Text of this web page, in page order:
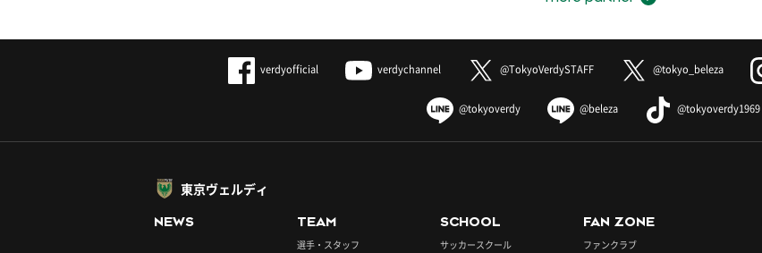
verdyofficial verdychannel @TokyoVerdySTAFF @tokyo_beleza
@tokyoverdy @beleza @tokyoverdy1969
東京ヴェルディ
NEWS TEAM
選手・スタッフ
SCHOOL
サッカースクール
FAN ZONE
ファンクラブ